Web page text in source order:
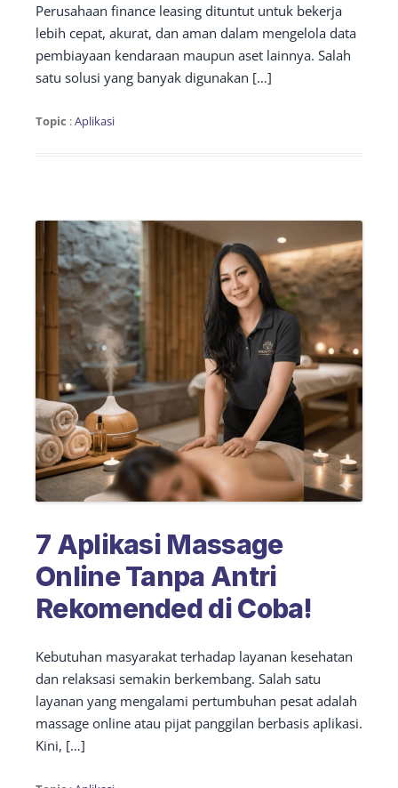
Perusahaan finance leasing dituntut untuk bekerja
lebih cepat, akurat, dan aman dalam mengelola data
pembiayaan kendaraan maupun aset lainnya. Salah
satu solusi yang banyak digunakan […]
Topic :Aplikasi
7 Aplikasi Massage
Online Tanpa Antri
Rekomended di Coba!
Kebutuhan masyarakat terhadap layanan kesehatan
dan relaksasi semakin berkembang. Salah satu
layanan yang mengalami pertumbuhan pesat adalah
massage online atau pijat panggilan berbasis aplikasi.
Kini, […]